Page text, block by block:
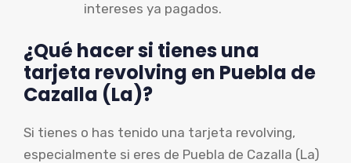
intereses ya pagados.
¿Qué hacer si tienes una
tarjeta revolving en Puebla de
Cazalla (La)?
Si tienes o has tenido una tarjeta revolving,
especialmente si eres de Puebla de Cazalla (La)